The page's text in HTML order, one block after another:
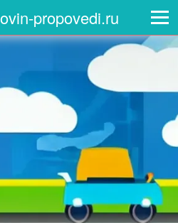
propovedi.ru